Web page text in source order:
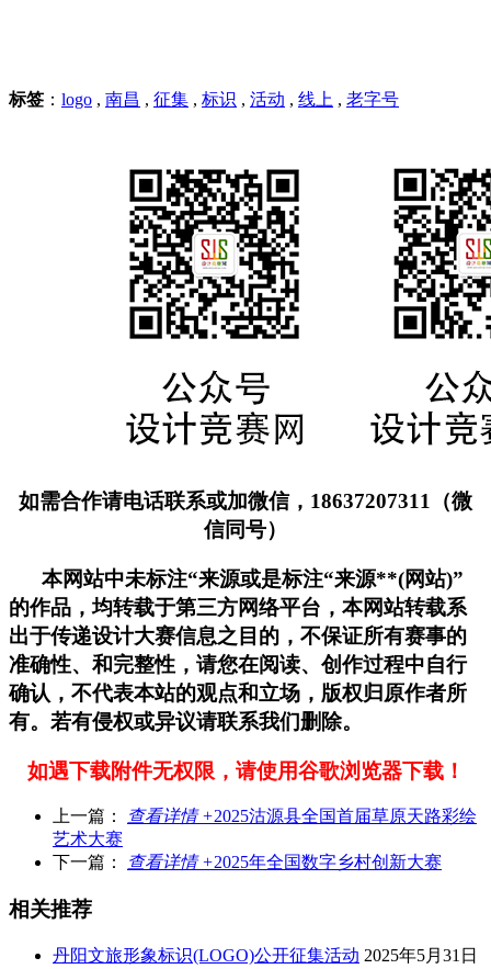
标签 ： logo , 南昌 , 征集 , 标识 , 活动 , 线上 , 老字号
如需合作请电话联系或加微信，18637207311（微
信同号）
本网站中未标注“来源或是标注“来源**(网站)”
的作品，均转载于第三方网络平台，本网站转载系
出于传递设计大赛信息之目的，不保证所有赛事的
准确性、和完整性，请您在阅读、创作过程中自行
确认，不代表本站的观点和立场，版权归原作者所
有。若有侵权或异议请联系我们删除。
如遇下载附件无权限，请使用谷歌浏览器下载！
上一篇： 查看详情 +2025沽源县全国首届草原天路彩绘
艺术大赛
下一篇：
查看详情 +2025年全国数字乡村创新大赛
相关推荐
丹阳文旅形象标识(LOGO)公开征集活动 2025年5月31日